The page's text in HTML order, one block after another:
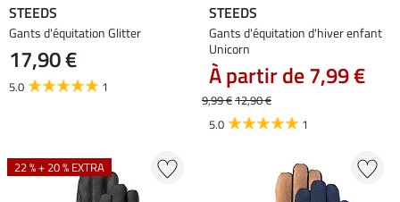
STEEDS
Gants d'équitation Glitter
17,90 €
5.0 1
STEEDS
Gants d'équitation d'hiver enfant
Unicorn
À partir de 7,99 €
9,99 €12,90 €
5.0
1
22 % + 20 % EXTRA